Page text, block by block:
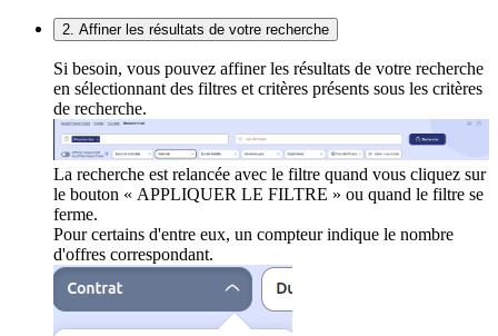
2. Affiner les résultats de votre recherche
Si besoin, vous pouvez affiner les résultats de votre recherche
en sélectionnant des filtres et critères présents sous les critères
de recherche.
La recherche est relancée avec le filtre quand vous cliquez sur
le bouton « APPLIQUER LE FILTRE » ou quand le filtre se
ferme.
Pour certains d'entre eux, un compteur indique le nombre
d'offres correspondant.